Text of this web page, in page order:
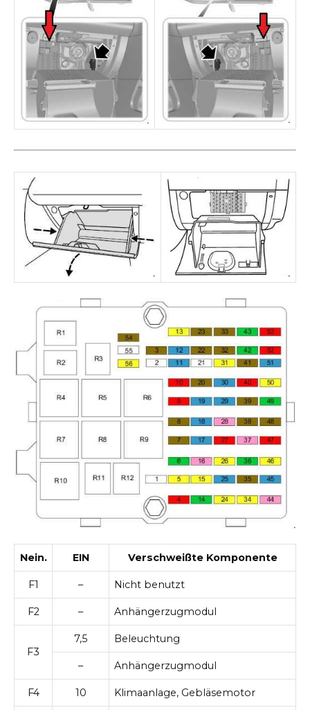
Nein. EIN Verschweißte Komponente
F1 – Nicht benutzt
F2 – Anhängerzugmodul
F3
7,5 Beleuchtung
– Anhängerzugmodul
F4 10 Klimaanlage, Gebläsemotor